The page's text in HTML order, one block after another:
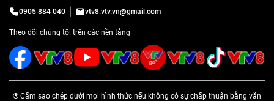
0905 884 040
vtv8.vtv.vn@gmail.com
Theo dõi chúng tôi trên các nền tảng
® Cấm sao chép dưới mọi hình thức nếu không có sự chấp thuận bằng văn